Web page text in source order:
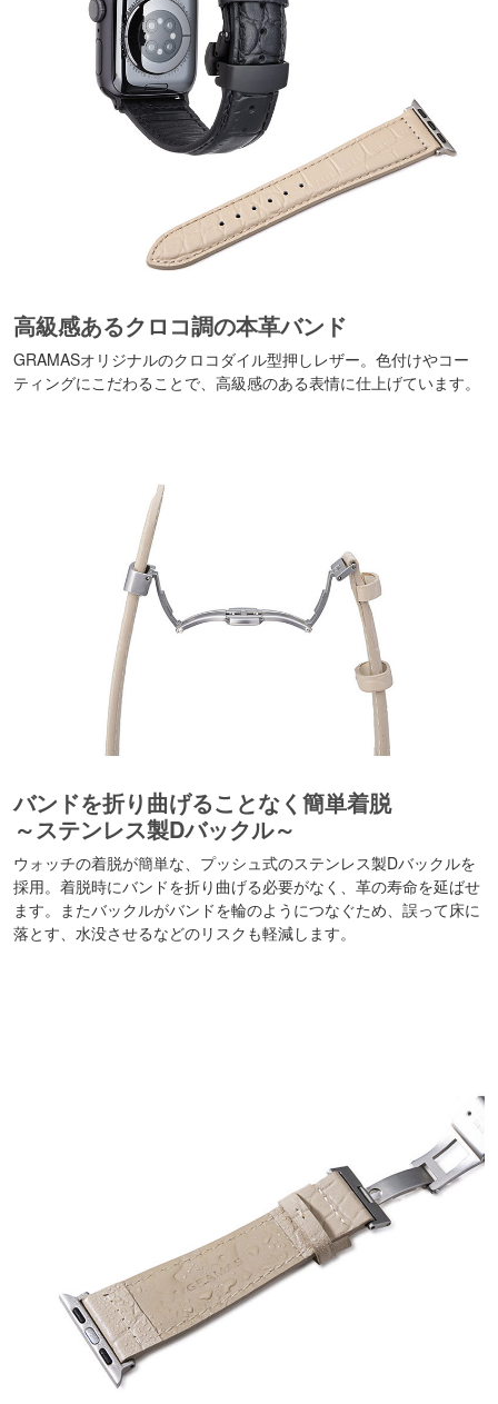
高級感あるクロコ調の本革バンド
GRAMASオリジナルのクロコダイル型押しレザー。色付けやコー
ティングにこだわることで、高級感のある表情に仕上げています。
バンドを折り曲げることなく簡単着脱
～ステンレス製Dバックル～
ウォッチの着脱が簡単な、プッシュ式のステンレス製Dバックルを
採用。着脱時にバンドを折り曲げる必要がなく、革の寿命を延ばせ
ます。またバックルがバンドを輪のようにつなぐため、誤って床に
落とす、水没させるなどのリスクも軽減します。